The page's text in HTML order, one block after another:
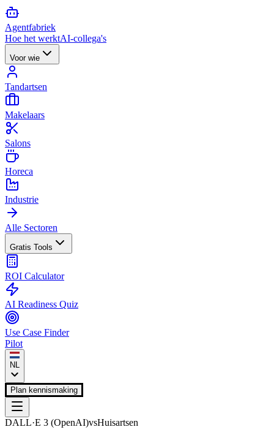
Agentfabriek
Hoe het werktAI-collega's
Voor wie
Tandartsen
Makelaars
Salons
Horeca
Industrie
Alle Sectoren
Gratis Tools
ROI Calculator
AI Readiness Quiz
Use Case Finder
Pilot
NL
Plan kennismaking
DALL·E 3 (OpenAI)vsHuisartsen